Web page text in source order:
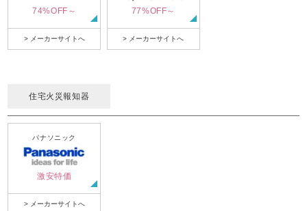
74%OFF～
> メーカーサイトへ
77%OFF～
> メーカーサイトへ
住宅火災報知器
パナソニック
激安特価
> メーカーサイトへ